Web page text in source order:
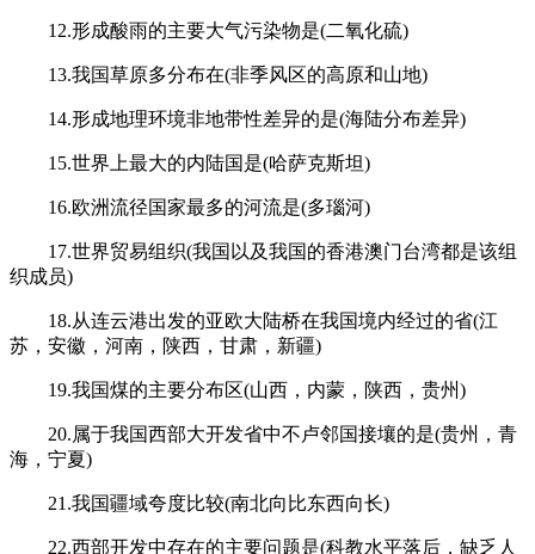
12.形成酸雨的主要大气污染物是(二氧化硫)
13.我国草原多分布在(非季风区的高原和山地)
14.形成地理环境非地带性差异的是(海陆分布差异)
15.世界上最大的内陆国是(哈萨克斯坦)
16.欧洲流径国家最多的河流是(多瑙河)
17.世界贸易组织(我国以及我国的香港澳门台湾都是该组
织成员)
18.从连云港出发的亚欧大陆桥在我国境内经过的省(江
苏，安徽，河南，陕西，甘肃，新疆)
19.我国煤的主要分布区(山西，内蒙，陕西，贵州)
20.属于我国西部大开发省中不卢邻国接壤的是(贵州，青
海，宁夏)
21.我国疆域夸度比较(南北向比东西向长)
22.西部开发中存在的主要问题是(科教水平落后，缺乏人